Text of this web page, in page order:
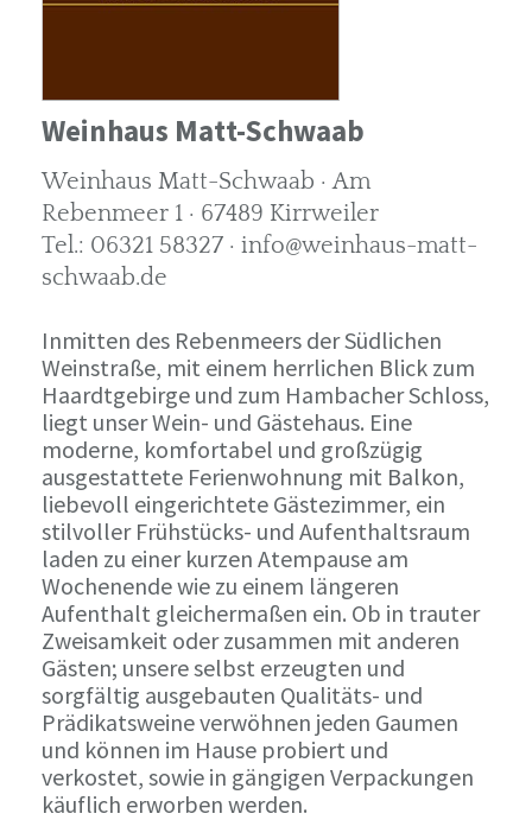
Weinhaus Matt-Schwaab
Weinhaus Matt-Schwaab · Am
Rebenmeer 1 · 67489 Kirrweiler
Tel.: 06321 58327 · info@weinhaus-matt-
schwaab.de
Inmitten des Rebenmeers der Südlichen
Weinstraße, mit einem herrlichen Blick zum
Haardtgebirge und zum Hambacher Schloss,
liegt unser Wein- und Gästehaus. Eine
moderne, komfortabel und großzügig
ausgestattete Ferienwohnung mit Balkon,
liebevoll eingerichtete Gästezimmer, ein
stilvoller Frühstücks- und Aufenthaltsraum
laden zu einer kurzen Atempause am
Wochenende wie zu einem längeren
Aufenthalt gleichermaßen ein. Ob in trauter
Zweisamkeit oder zusammen mit anderen
Gästen; unsere selbst erzeugten und
sorgfältig ausgebauten Qualitäts- und
Prädikatsweine verwöhnen jeden Gaumen
und können im Hause probiert und
verkostet, sowie in gängigen Verpackungen
käuflich erworben werden.